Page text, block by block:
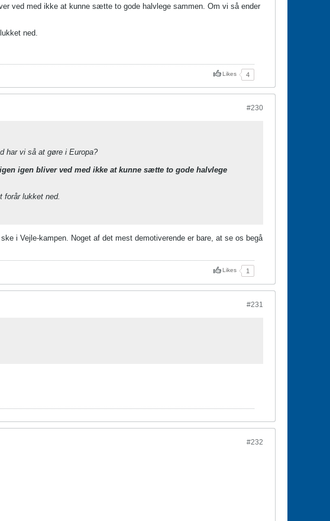
ved med ikke at kunne sætte to gode halvlege sammen. Om vi så ender
ned.
Likes 4
#230
har vi så at gøre i Europa?
igen bliver ved med ikke at kunne sætte to gode halvlege
forår lukket ned.
i Vejle-kampen. Noget af det mest demotiverende er bare, at se os begå
Likes 1
#231
#232